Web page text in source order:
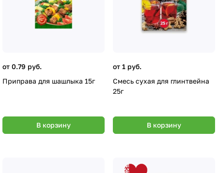
от 0.79 руб.
Приправа для шашлыка 15г
В корзину
от 1 руб.
Смесь сухая для глинтвейна
25г
В корзину